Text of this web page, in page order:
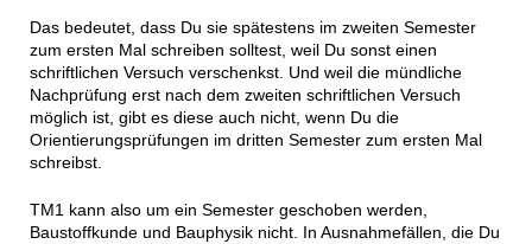
Das bedeutet, dass Du sie spätestens im zweiten Semester
zum ersten Mal schreiben solltest, weil Du sonst einen
schriftlichen Versuch verschenkst. Und weil die mündliche
Nachprüfung erst nach dem zweiten schriftlichen Versuch
möglich ist, gibt es diese auch nicht, wenn Du die
Orientierungsprüfungen im dritten Semester zum ersten Mal
schreibst.
TM1 kann also um ein Semester geschoben werden,
Baustoffkunde und Bauphysik nicht. In Ausnahmefällen, die Du